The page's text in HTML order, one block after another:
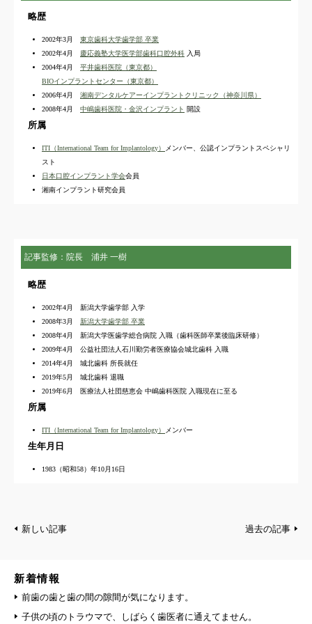
略歴
2002年3月 東京歯科大学歯学部 卒業
2002年4月 慶応義塾大学医学部歯科口腔外科 入局
2004年4月 平井歯科医院（東京都）
BIOインプラントセンター（東京都）
2006年4月 湘南デンタルケアーインプラントクリニック（神奈川県）
2008年4月 中嶋歯科医院・金沢インプラント 開設
所属
ITI（International Team for Implantology）
メンバー、公認インプラントスペシャリ
スト
日本口腔インプラント学会会員
湘南インプラント研究会員
記事監修：院長 浦井 一樹
略歴
2002年4月 新潟大学歯学部 入学
2008年3月 新潟大学歯学部 卒業
2008年4月 新潟大学医歯学総合病院 入職（歯科医師卒業後臨床研修）
2009年4月 公益社団法人石川勤労者医療協会城北歯科 入職
2014年4月 城北歯科 所長就任
2019年5月 城北歯科 退職
2019年6月 医療法人社団慈恵会 中嶋歯科医院 入職現在に至る
所属
ITI（International Team for Implantology） メンバー
生年月日
1983（昭和58）年10月16日
新しい記事 過去の記事
新着情報
前歯の歯と歯の間の隙間が気になります。
子供の頃のトラウマで、しばらく歯医者に通えてません。